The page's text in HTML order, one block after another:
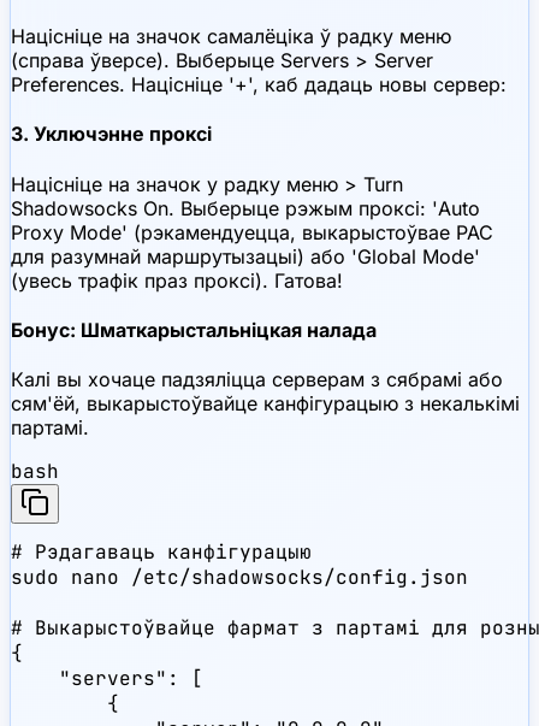
Націсніце на значок самалёціка ў радку меню
(справа ўверсе). Выберыце Servers > Server
Preferences. Націсніце '+', каб дадаць новы сервер:
3. Уключэнне проксі
Націсніце на значок у радку меню > Turn
Shadowsocks On. Выберыце рэжым проксі: 'Auto
Proxy Mode' (рэкамендуецца, выкарыстоўвае PAC
для разумнай маршрутызацыі) або 'Global Mode'
(увесь трафік праз проксі). Гатова!
Бонус: Шматкарыстальніцкая налада
Калі вы хочаце падзяліцца серверам з сябрамі або
сям'ёй, выкарыстоўвайце канфігурацыю з некалькімі
партамі.
bash
# Рэдагаваць канфігурацыю
sudo nano /etc/shadowsocks/config.json
# Выкарыстоўвайце фармат з партамі для
{
    "servers": [
        {